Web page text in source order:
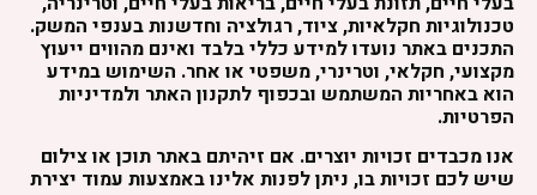
טכנולוגיות חקלאיות, ציוד, רגולציה וחדשנות בענפי המשק.
התכנים באתר נועדו למידע כללי בלבד ואינם מהווים ייעוץ
מקצועי, חקלאי, וטרינרי, משפטי או אחר. השימוש במידע
הוא באחריות המשתמש ובכפוף לתקנון האתר ולמדיניות
הפרטיות.
אנו מכבדים זכויות יוצרים. אם זיהיתם באתר תוכן או צילום
שיש לכם זכויות בו, ניתן לפנות אלינו באמצעות עמוד יצירת